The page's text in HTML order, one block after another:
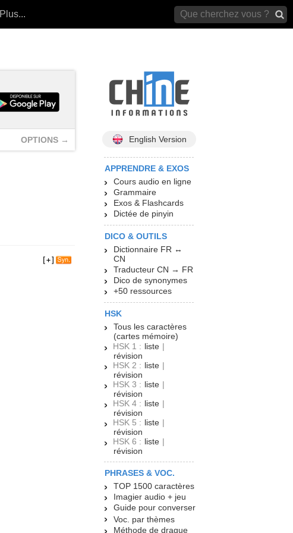
Plus...
OPTIONS → English Version
APPRENDRE & EXOS
Cours audio en ligne
Grammaire
Exos & Flashcards
Dictée de pinyin
DICO & OUTILS
Dictionnaire FR ↔
CN
Traducteur CN → FR
Dico de synonymes
+50 ressources
HSK
Tous les caractères
(cartes mémoire)
HSK 1 : liste |
révision
HSK 2 : liste |
révision
HSK 3 : liste |
révision
HSK 4 : liste |
révision
HSK 5 : liste |
révision
HSK 6 : liste |
révision
PHRASES & VOC.
TOP 1500 caractères
Imagier audio + jeu
Guide pour converser
Voc. par thèmes
Méthode de drague